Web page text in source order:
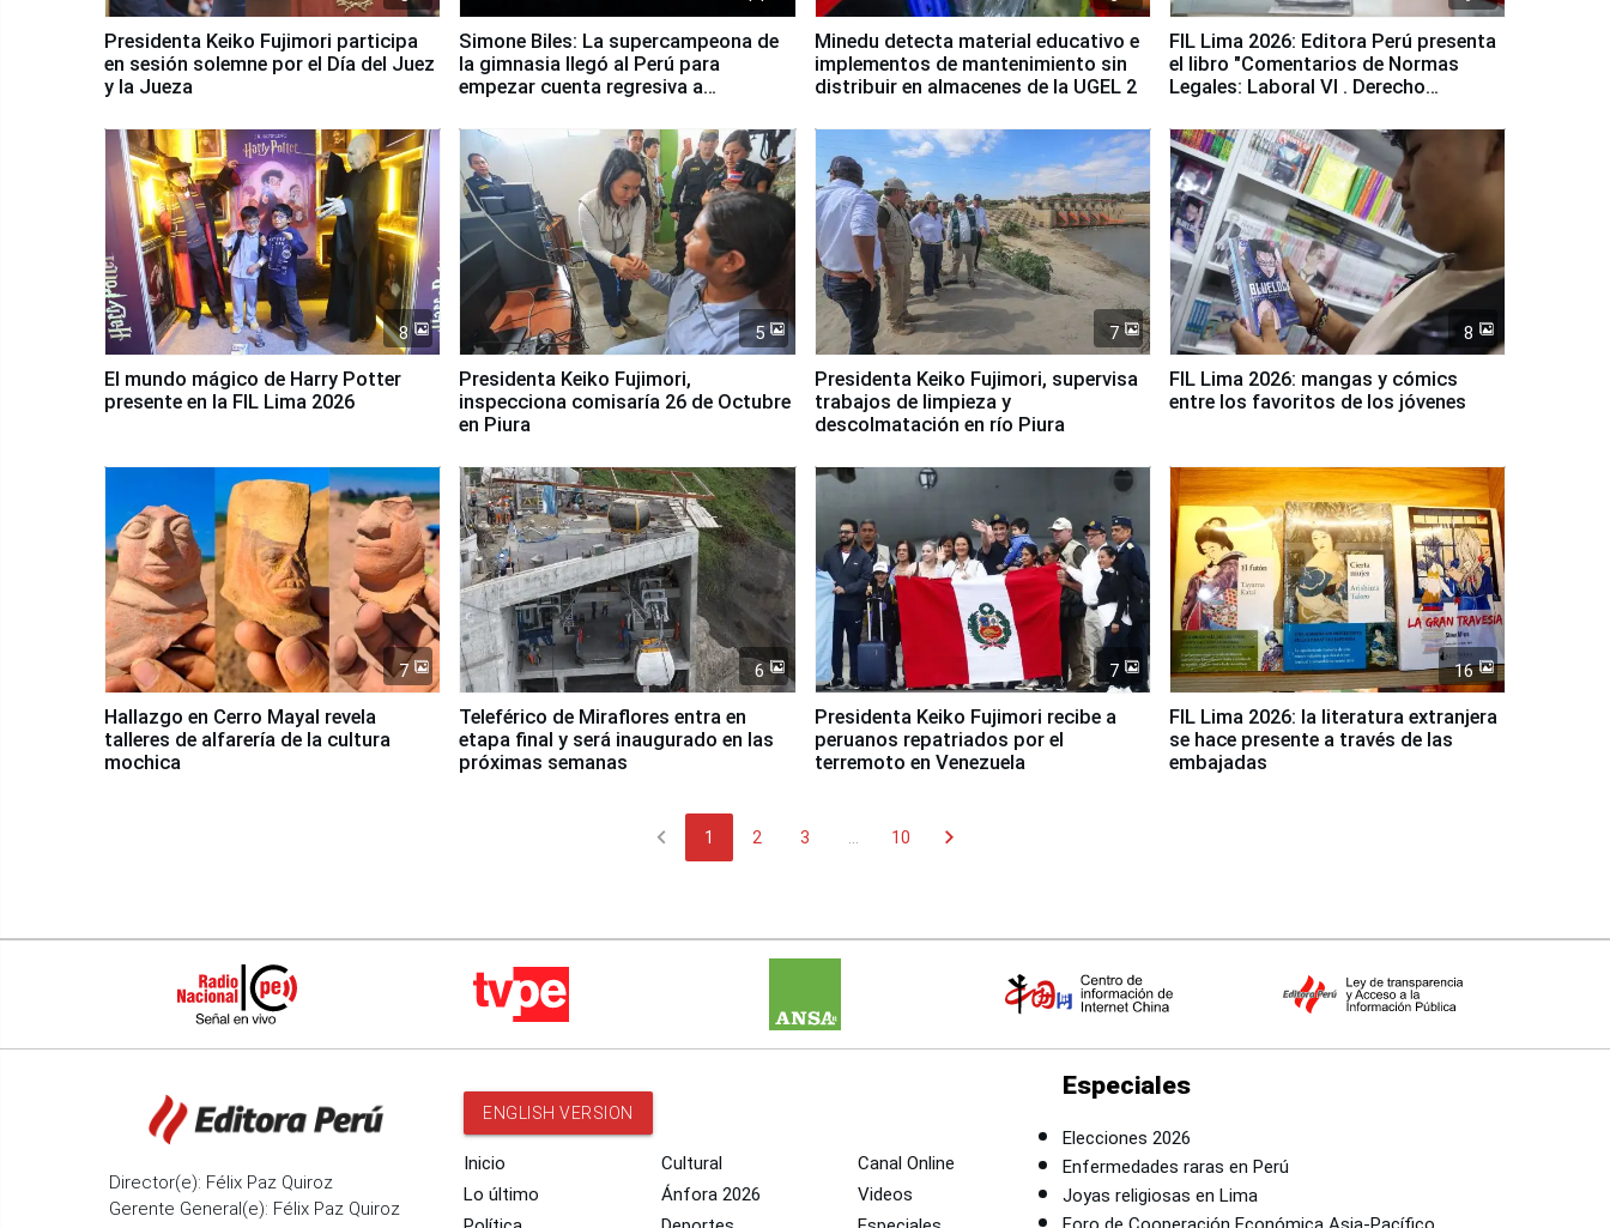
Presidenta Keiko Fujimori participa
en sesión solemne por el Día del Juez
y la Jueza
Simone Biles: La supercampeona de
la gimnasia llegó al Perú para
empezar cuenta regresiva a
Minedu detecta material educativo e
implementos de mantenimiento sin
distribuir en almacenes de la UGEL 2
FIL Lima 2026: Editora Perú presenta
el libro "Comentarios de Normas
Legales: Laboral Vl . Derecho
8
El mundo mágico de Harry Potter
presente en la FIL Lima 2026
5
Presidenta Keiko Fujimori,
inspecciona comisaría 26 de Octubre
en Piura
7
Presidenta Keiko Fujimori, supervisa
trabajos de limpieza y
descolmatación en río Piura
8
FIL Lima 2026: mangas y cómics
entre los favoritos de los jóvenes
7
Hallazgo en Cerro Mayal revela
talleres de alfarería de la cultura
mochica
6
Teleférico de Miraflores entra en
etapa final y será inaugurado en las
próximas semanas
7
Presidenta Keiko Fujimori recibe a
peruanos repatriados por el
terremoto en Venezuela
16
FIL Lima 2026: la literatura extranjera
se hace presente a través de las
embajadas
chevron_left 1 2 3 10 chevron_right
Director(e): Félix Paz Quiroz
Gerente General(e): Félix Paz Quiroz
ENGLISH VERSION
Inicio
Lo último
Cultural
Ánfora 2026
Canal Online
Videos
Especiales
Elecciones 2026
Enfermedades raras en Perú
Joyas religiosas en Lima